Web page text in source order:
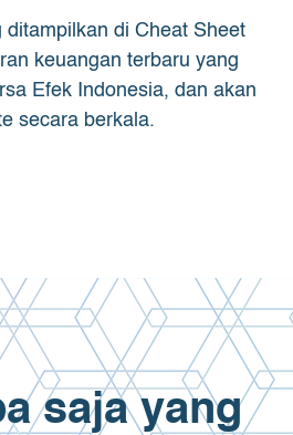
ditampilkan di Cheat Sheet
keuangan terbaru yang
Efek Indonesia, dan akan
secara berkala.
saja yang